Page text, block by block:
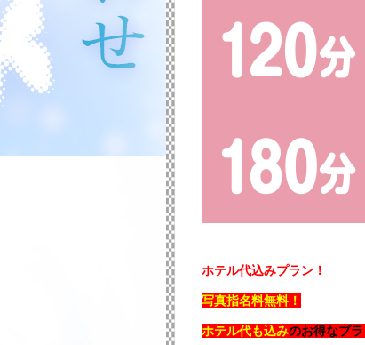
ホテル代込みプラン！
写真指名料無料！
ホテル代も込みのお得なプラ